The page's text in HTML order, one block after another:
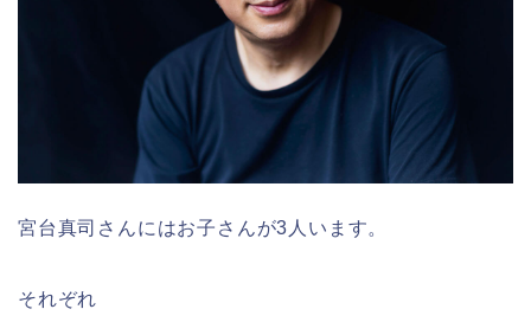
宮台真司さんにはお子さんが3人います。
それぞれ